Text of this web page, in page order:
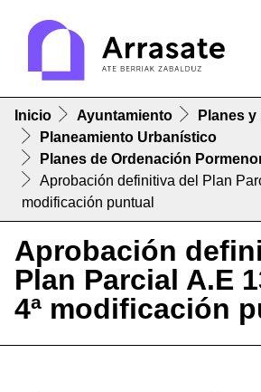
Inicio Ayuntamiento
Planes
Planeamiento Urbanístico
Planes de Ordenación
Aprobación definitiva del Plan
modificación puntual
Aprobación
Plan Parcial A.E
4ª modificación